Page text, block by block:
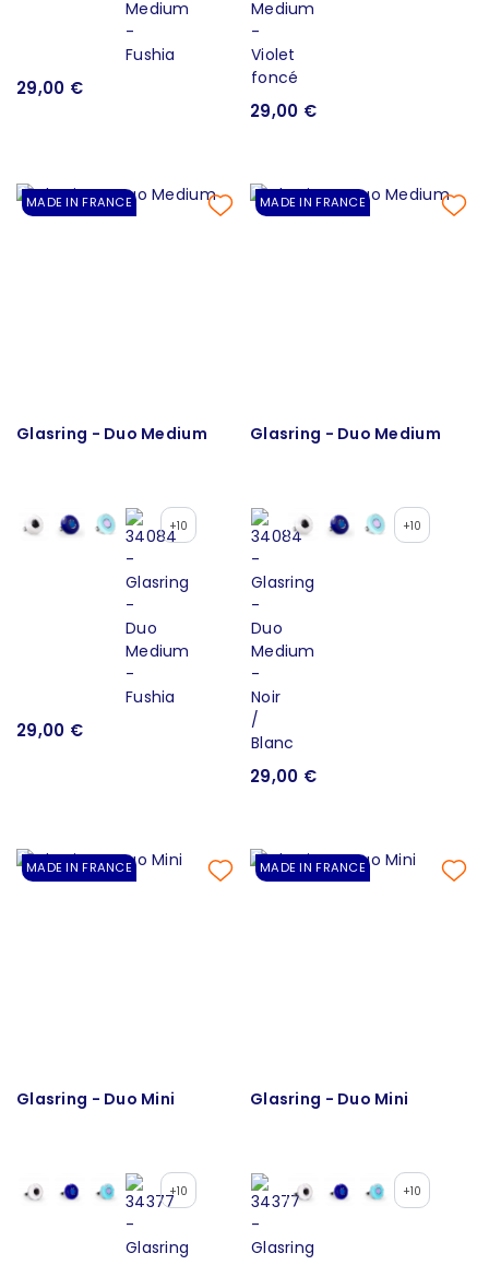
29,00 €
29,00 €
MADE IN FRANCE
Glasring - Duo Medium
+10
29,00 €
MADE IN FRANCE
Glasring - Duo Medium
+10
29,00 €
MADE IN FRANCE
Glasring - Duo Mini
+10
MADE IN FRANCE
Glasring - Duo Mini
+10